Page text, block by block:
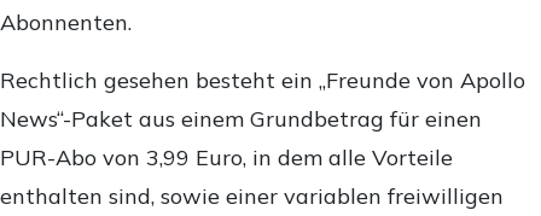
Abonnenten.
Rechtlich gesehen besteht ein „Freunde von Apollo
News“-Paket aus einem Grundbetrag für einen
PUR-Abo von 3,99 Euro, in dem alle Vorteile
enthalten sind, sowie einer variablen freiwilligen